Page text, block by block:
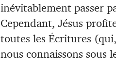
inévitablement passer
Cependant, Jésus
toutes les Écritures
nous connaissons sous